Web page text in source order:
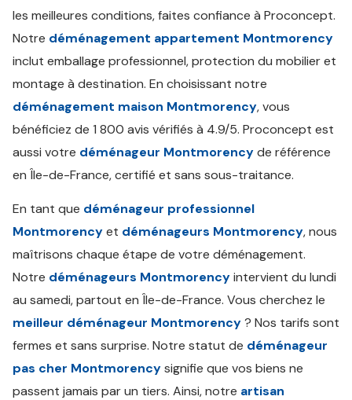
les meilleures conditions, faites confiance à Proconcept.
Notre déménagement appartement Montmorency
inclut emballage professionnel, protection du mobilier et
montage à destination. En choisissant notre
déménagement maison Montmorency, vous
bénéficiez de 1 800 avis vérifiés à 4.9/5. Proconcept est
aussi votre déménageur Montmorencyde référence
en Île-de-France, certifié et sans sous-traitance.
En tant que déménageur professionnel
Montmorencyet déménageurs Montmorency, nous
maîtrisons chaque étape de votre déménagement.
Notre déménageurs Montmorencyintervient du lundi
au samedi, partout en Île-de-France. Vous cherchez le
meilleur déménageur Montmorency? Nos tarifs sont
fermes et sans surprise. Notre statut de déménageur
pas cher Montmorencysignifie que vos biens ne
passent jamais par un tiers. Ainsi, notre artisan